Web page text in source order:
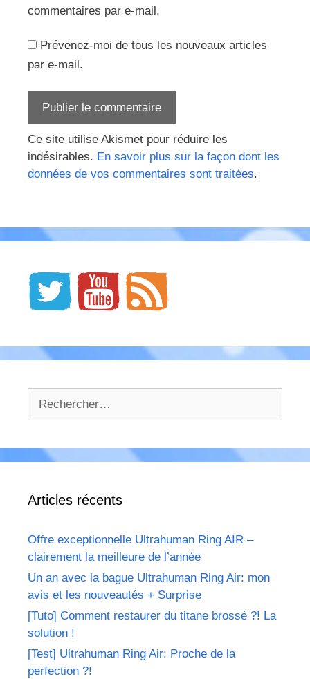
commentaires par e-mail.
Prévenez-moi de tous les nouveaux articles
par e-mail.
Ce site utilise Akismet pour réduire les
indésirables. En savoir plus sur la façon dont les
données de vos commentaires sont traitées.
Articles récents
Offre exceptionnelle Ultrahuman Ring AIR –
clairement la meilleure de l’année
Un an avec la bague Ultrahuman Ring Air: mon
avis et les nouveautés + Surprise
[Tuto] Comment restaurer du titane brossé ?! La
solution !
[Test] Ultrahuman Ring Air: Proche de la
perfection ?!